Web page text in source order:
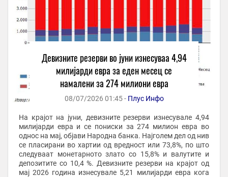
Девизните резерви во јуни изнесуваа 4,94
милијарди евра за еден месец се
намалени за 274 милиони евра
08/07/2026 01:45 - Плус Инфо
На крајот на јуни, девизните резерви изнесувале 4,94
милијарди евра и се пониски за 274 милион евра во
однос на мај, објави Народна банка. Најголем дел од нив
се пласирани во хартии од вредност или 73,8%, по што
следуваат монетарното злато со 15,8% и валутите и
депозитите со 10,4 %. Девизните резерви на крајот од
мај 2026 година изнесувале 5,21 милијарди евра кога